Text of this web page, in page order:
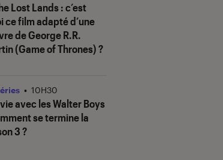
Lost Lands: c’est
ce film adapté d’une
de George R.R.
(Game of Thrones) ?
avec les Walter Boys
se termine la
3 ?
• 10H30